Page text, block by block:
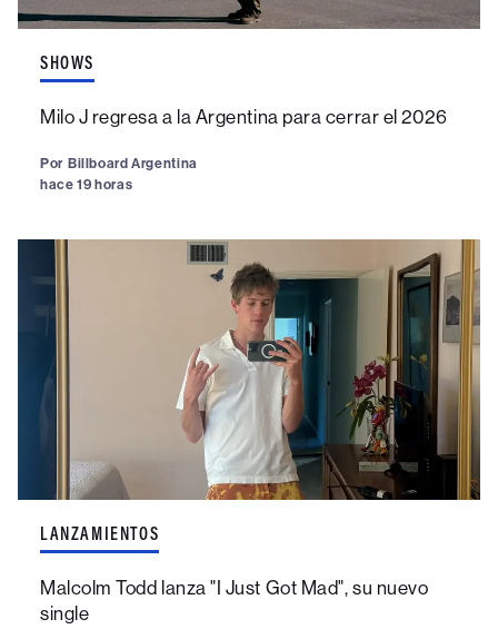
SHOWS
Milo J regresa a la Argentina para cerrar el 2026
Por Billboard Argentina
hace 19 horas
LANZAMIENTOS
Malcolm Todd lanza "I Just Got Mad", su nuevo
single